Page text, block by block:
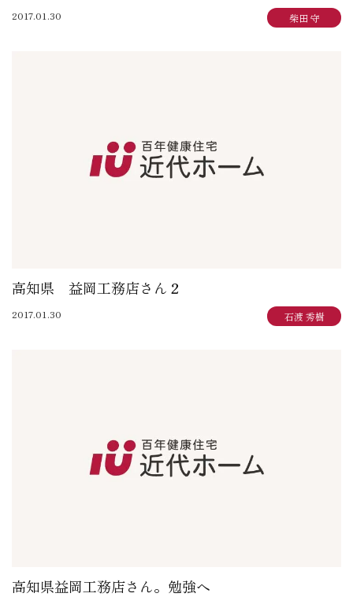
2017.01.30 柴田 守
高知県 益岡工務店さん２
2017.01.30 石渡 秀樹
高知県益岡工務店さん。勉強へ